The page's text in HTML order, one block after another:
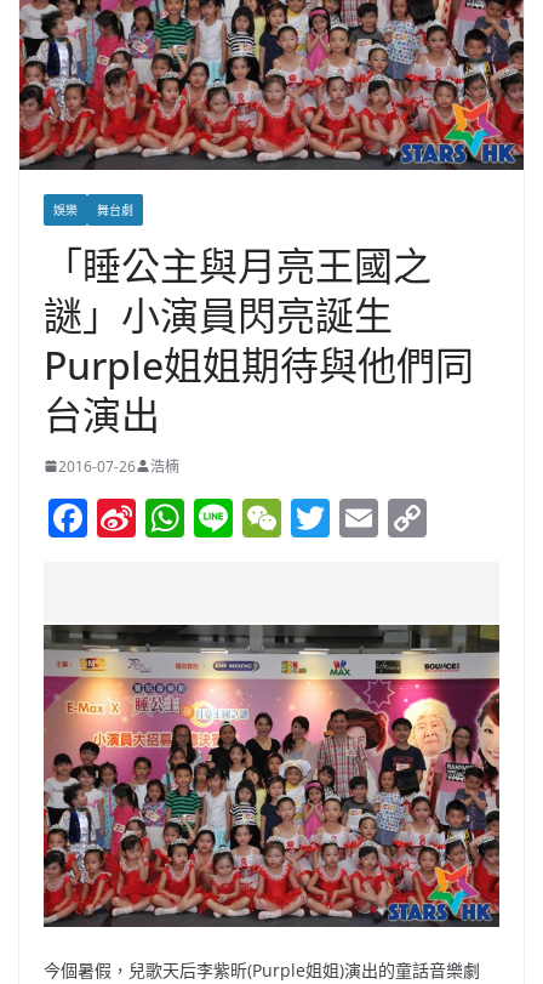
娛樂 舞台劇
「睡公主與月亮王國之
謎」小演員閃亮誕生
Purple姐姐期待與他們同
台演出
2016-07-26 浩楠
F
e
b
o
o
k
Si
W
ei
b
o
W
s
A
p
p
Li W
h
at
T
er
E
l y
Li
n
k
今個暑假，兒歌天后李紫昕(Purple姐姐)演出的童話音樂劇